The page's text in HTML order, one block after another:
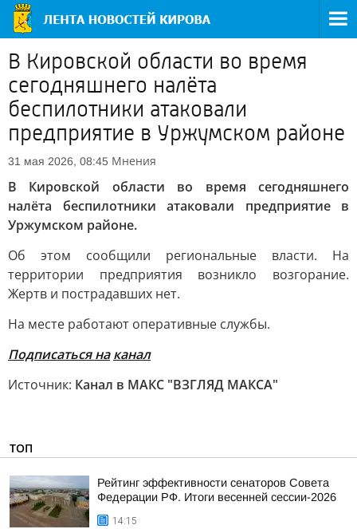
В Кировской области во время
сегодняшнего налёта
беспилотники атаковали
предприятие в Уржумском районе
31 мая 2026, 08:45 Мнения
В Кировской области во время сегодняшнего
налёта беспилотники атаковали предприятие в
Уржумском районе.
Об этом сообщили региональные власти. На
территории предприятия возникло возгорание.
Жертв и пострадавших нет.
На месте работают оперативные службы.
Подписаться на канал
Источник: Канал в МАКС "ВЗГЛЯД МАКСА"
ТОП
Рейтинг эффективности сенаторов Совета
Федерации РФ. Итоги весенней сессии-2026
14:15